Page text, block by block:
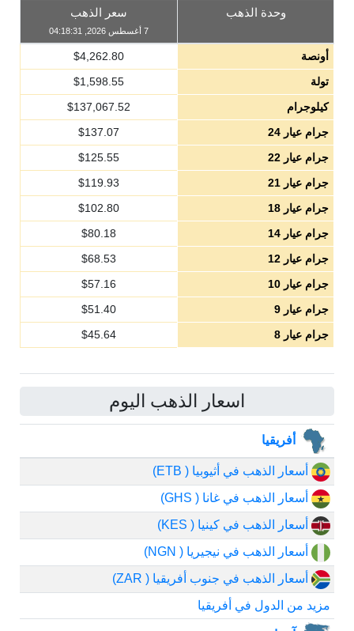
وحدة الذهب سعر الذهب
7 أغسطس 2026, 04:18:31
أونصة $4,262.80
تولة
$1,598.55
كيلوجرام
$137,067.52
جرام عيار 24
$137.07
جرام عيار 22
$125.55
جرام عيار 21
$119.93
جرام عيار 18
$102.80
جرام عيار 14
$80.18
جرام عيار 12
$68.53
جرام عيار 10
$57.16
جرام عيار 9
$51.40
جرام عيار 8
$45.64
اسعار الذهب اليوم
أفريقيا
أسعار الذهب في أثيوبيا ( ETB)
أسعار الذهب في غانا ( GHS)
أسعار الذهب في كينيا ( KES)
أسعار الذهب في نيجيريا ( NGN)
أسعار الذهب في جنوب أفريقيا ( ZAR)
مزيد من الدول في أفريقيا